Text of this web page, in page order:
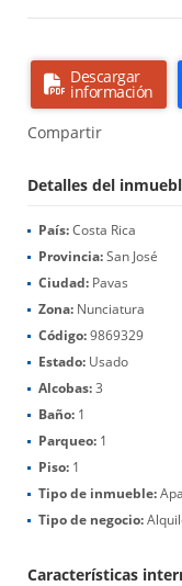
Descargar
información
Compartir
Detalles del
País:Costa Rica
Provincia:San José
Ciudad: Pavas
Zona: Nunciatura
Código:9869329
Estado: Usado
Alcobas:3
Baño: 1
Parqueo: 1
Piso: 1
Tipo de inmueble:
Tipo de negocio:
Características